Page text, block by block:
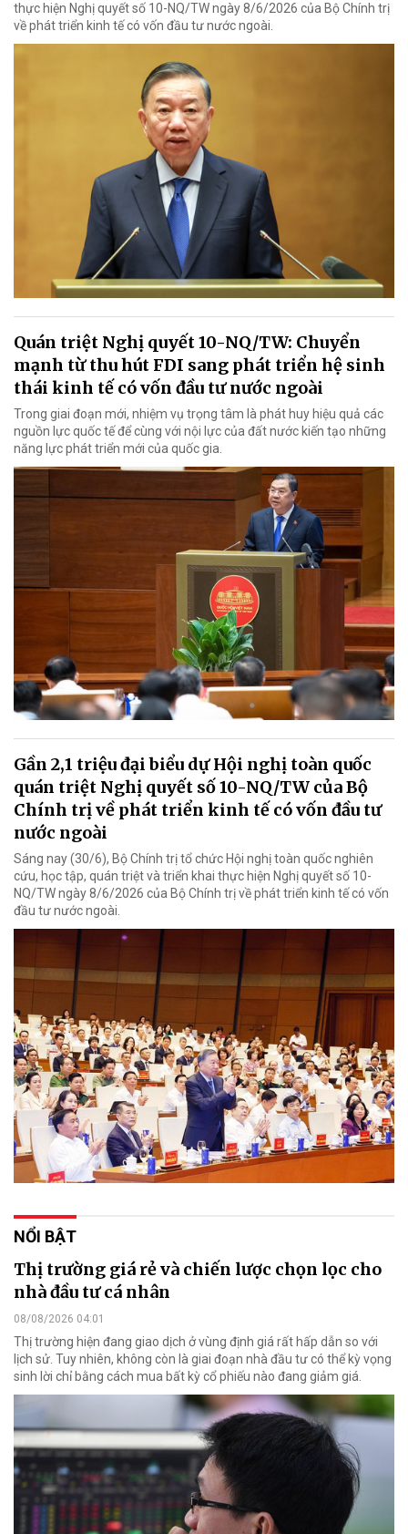
thực hiện Nghị quyết số 10-NQ/TW ngày 8/6/2026 của Bộ Chính trị
về phát triển kinh tế có vốn đầu tư nước ngoài.
Quán triệt Nghị quyết 10-NQ/TW: Chuyển
mạnh từ thu hút FDI sang phát triển hệ sinh
thái kinh tế có vốn đầu tư nước ngoài
Trong giai đoạn mới, nhiệm vụ trọng tâm là phát huy hiệu quả các
nguồn lực quốc tế để cùng với nội lực của đất nước kiến tạo những
năng lực phát triển mới của quốc gia.
Gần 2,1 triệu đại biểu dự Hội nghị toàn quốc
quán triệt Nghị quyết số 10-NQ/TW của Bộ
Chính trị về phát triển kinh tế có vốn đầu tư
nước ngoài
Sáng nay (30/6), Bộ Chính trị tổ chức Hội nghị toàn quốc nghiên
cứu, học tập, quán triệt và triển khai thực hiện Nghị quyết số 10-
NQ/TW ngày 8/6/2026 của Bộ Chính trị về phát triển kinh tế có vốn
đầu tư nước ngoài.
NỔI BẬT
Thị trường giá rẻ và chiến lược chọn lọc cho
nhà đầu tư cá nhân
08/08/2026 04:01
Thị trường hiện đang giao dịch ở vùng định giá rất hấp dẫn so với
lịch sử. Tuy nhiên, không còn là giai đoạn nhà đầu tư có thể kỳ vọng
sinh lời chỉ bằng cách mua bất kỳ cổ phiếu nào đang giảm giá.